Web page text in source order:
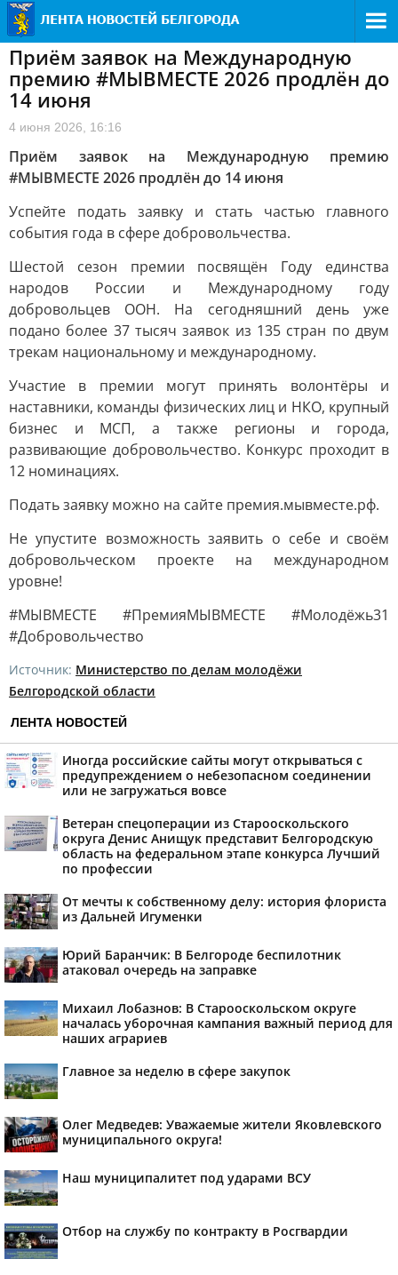
Приём заявок на Международную
премию #МЫВМЕСТЕ 2026 продлён до
14 июня
4 июня 2026, 16:16
Приём заявок на Международную премию
#МЫВМЕСТЕ 2026 продлён до 14 июня
Успейте подать заявку и стать частью главного
события года в сфере добровольчества.
Шестой сезон премии посвящён Году единства
народов России и Международному году
добровольцев ООН. На сегодняшний день уже
подано более 37 тысяч заявок из 135 стран по двум
трекам национальному и международному.
Участие в премии могут принять волонтёры и
наставники, команды физических лиц и НКО, крупный
бизнес и МСП, а также регионы и города,
развивающие добровольчество. Конкурс проходит в
12 номинациях.
Подать заявку можно на сайте премия.мывместе.рф.
Не упустите возможность заявить о себе и своём
добровольческом проекте на международном
уровне!
#МЫВМЕСТЕ #ПремияМЫВМЕСТЕ #Молодёжь31
#Добровольчество
Источник: Министерство по делам молодёжи
Белгородской области
ЛЕНТА НОВОСТЕЙ
Иногда российские сайты могут открываться с
предупреждением о небезопасном соединении
или не загружаться вовсе
Ветеран спецоперации из Старооскольского
округа Денис Анищук представит Белгородскую
область на федеральном этапе конкурса Лучший
по профессии
От мечты к собственному делу: история флориста
из Дальней Игуменки
Юрий Баранчик: В Белгороде беспилотник
атаковал очередь на заправке
Михаил Лобазнов: В Старооскольском округе
началась уборочная кампания важный период для
наших аграриев
Главное за неделю в сфере закупок
Олег Медведев: Уважаемые жители Яковлевского
муниципального округа!
Наш муниципалитет под ударами ВСУ
Отбор на службу по контракту в Росгвардии